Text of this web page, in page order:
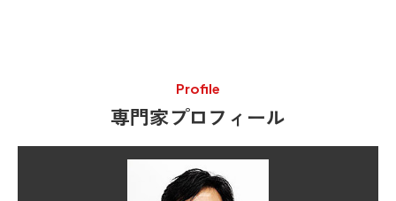
Profile
専門家プロフィール